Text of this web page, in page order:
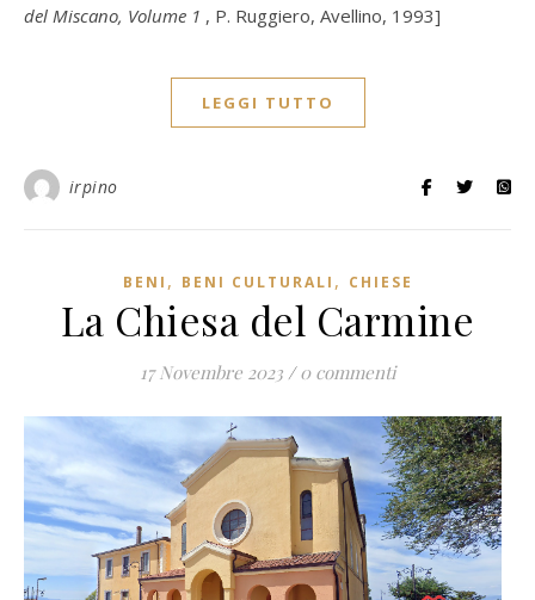
del Miscano, Volume 1 , P. Ruggiero, Avellino, 1993]
LEGGI TUTTO
irpino
BENI , BENI CULTURALI , CHIESE
La Chiesa del Carmine
17 Novembre 2023 / 0 commenti